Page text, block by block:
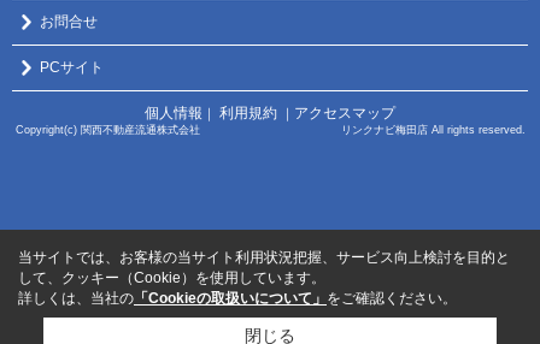
お問合せ
PCサイト
個人情報 利用規約 アクセスマップ
Copyright(c) 関西不動産流通株式会社 リンクナビ梅田店 All rights reserved.
当サイトでは、お客様の当サイト利用状況把握、サービス向上検討を目的と
して、クッキー（Cookie）を使用しています。
詳しくは、当社の 「Cookieの取扱いについて」 をご確認ください。
閉じる